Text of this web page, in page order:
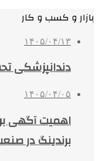
بازار و کسب و کار
۱۴۰۵/۰۴/۱۳
دندانپزشکی
۱۴۰۵/۰۴/۰۵
اهمیت آگهی
برندینگ در